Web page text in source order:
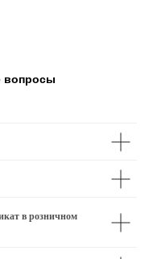
вопросы
в розничном